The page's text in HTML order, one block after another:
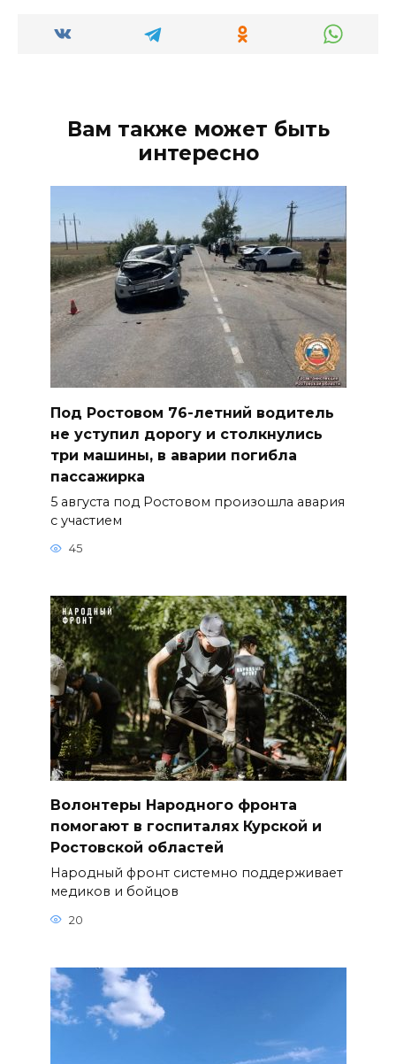
Вам также может быть
интересно
Под Ростовом 76-летний водитель
не уступил дорогу и столкнулись
три машины, в аварии погибла
пассажирка
5 августа под Ростовом произошла авария
с участием
45
Волонтеры Народного фронта
помогают в госпиталях Курской и
Ростовской областей
Народный фронт системно поддерживает
медиков и бойцов
20